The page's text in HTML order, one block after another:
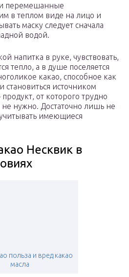
перемешанные
в теплом виде на лицо и
маску следует сначала
водой.
напитка в руке, чувствовать,
тепло, а в душе поселяется
какао, способное как
становиться источником
от которого трудно
не нужно. Достаточно лишь не
имеющиеся
Несквик в
польза и вред какао
масла